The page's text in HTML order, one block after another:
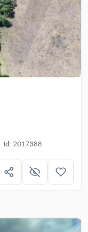
Id: 2017388